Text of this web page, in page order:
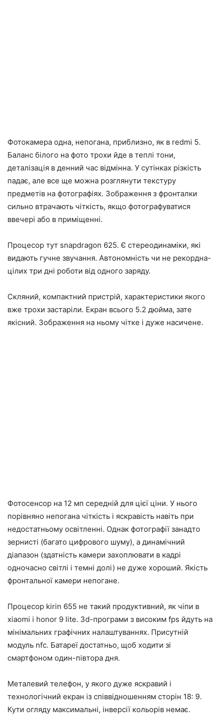
Фотокамера одна, непогана, приблизно, як в redmi 5.
Баланс білого на фото трохи йде в теплі тони,
деталізація в денний час відмінна. У сутінках різкість
падає, але все ще можна розглянути текстуру
предметів на фотографіях. Зображення з фронталки
сильно втрачають чіткість, якщо фотографуватися
ввечері або в приміщенні.
Процесор тут snapdragon 625. Є стереодинаміки, які
видають гучне звучання. Автономність чи не рекордна-
цілих три дні роботи від одного заряду.
Скляний, компактний пристрій, характеристики якого
вже трохи застаріли. Екран всього 5.2 дюйма, зате
якісний. Зображення на ньому чітке і дуже насичене.
Фотосенсор на 12 мп середній для цієї ціни. У нього
порівняно непогана чіткість і яскравість навіть при
недостатньому освітленні. Однак фотографії занадто
зернисті (багато цифрового шуму), а динамічний
діапазон (здатність камери захоплювати в кадрі
одночасно світлі і темні долі) не дуже хороший. Якість
фронтальної камери непогане.
Процесор kirin 655 не такий продуктивний, як чіпи в
xiaomi і honor 9 lite. 3d-програми з високим fps йдуть на
мінімальних графічних налаштуваннях. Присутній
модуль nfc. Батареї достатньо, щоб ходити зі
смартфоном один-півтора дня.
Металевий телефон, у якого дуже яскравий і
технологічний екран із співвідношенням сторін 18: 9.
Кути огляду максимальні, інверсії кольорів немає.